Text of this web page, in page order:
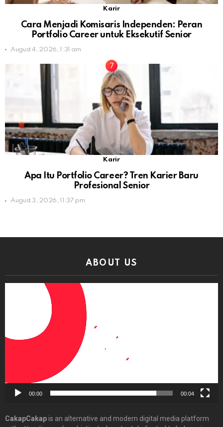
Karir
Cara Menjadi Komisaris Independen: Peran
Portfolio Career untuk Eksekutif Senior
August 4, 2026, 1:31 am
Karir
Apa Itu Portfolio Career? Tren Karier Baru
Profesional Senior
August 3, 2026, 11:37 pm
ABOUT US
00:00 00:04
CakapCakapis an alternative and modern digital media platform